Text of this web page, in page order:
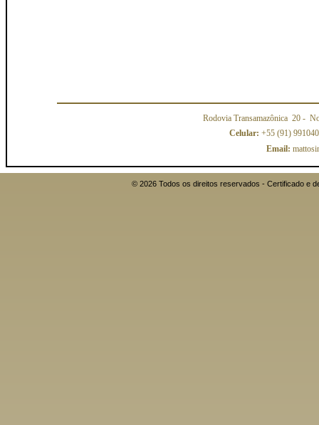
Rodovia Transamazônica 20 -
Celular: +55 (91)
Email:
© 2026 Todos os direitos reservados - Certificado e